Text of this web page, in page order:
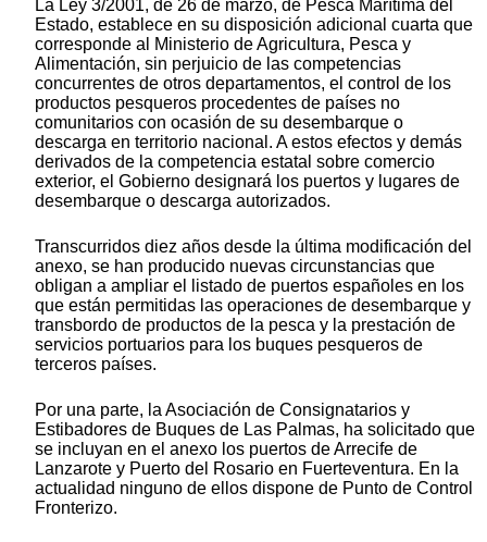
La Ley 3/2001, de 26 de marzo, de Pesca Marítima del
Estado, establece en su disposición adicional cuarta que
corresponde al Ministerio de Agricultura, Pesca y
Alimentación, sin perjuicio de las competencias
concurrentes de otros departamentos, el control de los
productos pesqueros procedentes de países no
comunitarios con ocasión de su desembarque o
descarga en territorio nacional. A estos efectos y demás
derivados de la competencia estatal sobre comercio
exterior, el Gobierno designará los puertos y lugares de
desembarque o descarga autorizados.
Transcurridos diez años desde la última modificación del
anexo, se han producido nuevas circunstancias que
obligan a ampliar el listado de puertos españoles en los
que están permitidas las operaciones de desembarque y
transbordo de productos de la pesca y la prestación de
servicios portuarios para los buques pesqueros de
terceros países.
Por una parte, la Asociación de Consignatarios y
Estibadores de Buques de Las Palmas, ha solicitado que
se incluyan en el anexo los puertos de Arrecife de
Lanzarote y Puerto del Rosario en Fuerteventura. En la
actualidad ninguno de ellos dispone de Punto de Control
Fronterizo.